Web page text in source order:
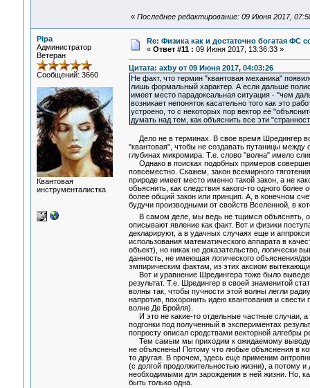
« Последнее редактирование: 09 Июня 2017,
Pipa
Администратор
Ветеран
Сообщений: 3660
Квантовая
инструменталистка
Re: Физика как и достаточно богатая ФС
« Ответ #11 : 09 Июня 2017, 13:36:33 »
Цитата: axby от 09 Июня 2017, 04:03:26
Не факт, что термин "квантовая механика"
лишь формальный характер. А если дальше
имеет место парадоксальная ситуация - "чем
возникает непоняток касательно того как это
устроено, то с некоторых пор вектор её
думать над тем, как объяснить все эти
Дело не в терминах. В свое время Шредингер
"квантовая", чтобы не создавать путаницы
глубинах микромира. Т.е. слово "волна" имело
Однако в поисках подобных примеров
повсеместно. Скажем, закон всемирного
природе имеет место именно такой закон, а не
объяснить, как следствия какого-то одного
более общий закон или принцип. А, в конечном
будучи производными от свойств Вселенной, в
В самом деле, мы ведь не тщимся объяснять,
описывают явление как факт. Вот и физики
декларируют, а в удачных случаях еще и
использования математического аппарата в
объект), но никак не доказательство, логически
данность, не имеющая логического объяснения/
эмпирическим фактам, из этих аксиом
Вот и уравнение Шредингера тоже было
результат. Т.е. Шредингер в своей знаменитой
волны так, чтобы пучности этой волны легли
напротив, похоронить идею квантования и
волне Де Бройля).
И это не какие-то отдельные частные случаи,
подгонки под полученный в экспериментах
попросту описал средствами векторной алгебры
Тем самым мы приходим к ожидаемому выводу,
не объяснены! Потому что любые объяснения в
то другая. В прочем, здесь еще применим
(с долгой продолжительностью жизни), а потому
необходимыми для зарождения в ней жизни. Но,
быть только одна.